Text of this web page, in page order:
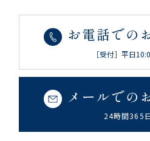
お電話での
［受付］平日
メールでの
24時間365